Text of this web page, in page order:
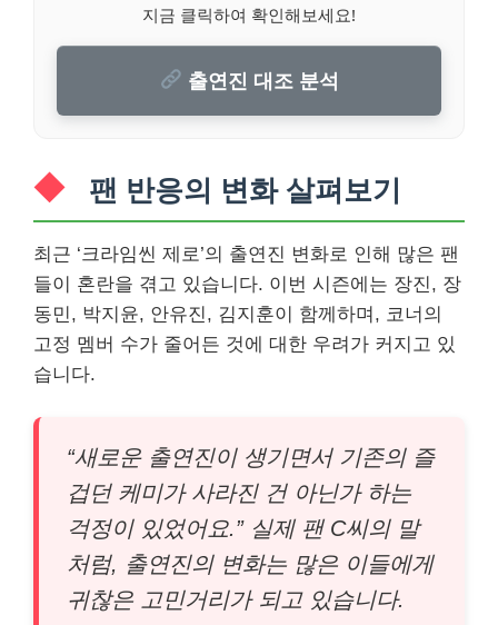
지금 클릭하여 확인해보세요!
출연진 대조 분석
팬 반응의 변화 살펴보기
최근 ‘크라임씬 제로’의 출연진 변화로 인해 많은 팬
들이 혼란을 겪고 있습니다. 이번 시즌에는 장진, 장
동민, 박지윤, 안유진, 김지훈이 함께하며, 코너의
고정 멤버 수가 줄어든 것에 대한 우려가 커지고 있
습니다.
“새로운 출연진이 생기면서 기존의 즐
겁던 케미가 사라진 건 아닌가 하는
걱정이 있었어요.” 실제 팬 C씨의 말
처럼, 출연진의 변화는 많은 이들에게
귀찮은 고민거리가 되고 있습니다.